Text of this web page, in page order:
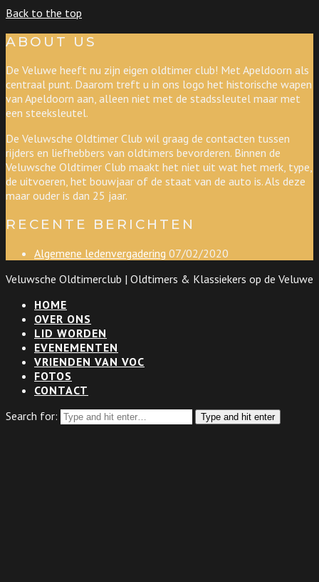
Back to the top
ABOUT US
De Veluwe heeft nu zijn eigen oldtimer club! Met Apeldoorn als
centraal punt. Daarom treft u in ons logo het historische wapen
van Apeldoorn aan, alleen niet met de stadssleutel maar met
een steeksleutel.
De Veluwsche Oldtimer Club wil graag de contacten tussen
rijders en liefhebbers van oldtimers bevorderen. Binnen de
Veluwsche Oldtimer Club maakt het niet uit wat het merk, type,
de uitvoeren, het bouwjaar of de staat van de auto is. Als deze
maar ouder is dan 25 jaar.
RECENTE BERICHTEN
Algemene ledenvergadering 07/02/2020
Veluwsche Oldtimerclub | Oldtimers & Klassiekers op de Veluwe
HOME
OVER ONS
LID WORDEN
EVENEMENTEN
VRIENDEN VAN VOC
FOTOS
CONTACT
Search for:
Type and hit enter